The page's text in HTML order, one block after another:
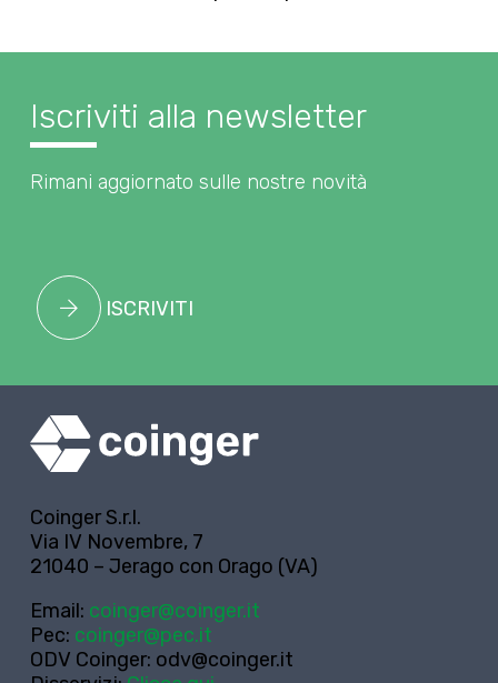
Iscriviti alla newsletter
Rimani aggiornato sulle nostre novità
ISCRIVITI
Coinger S.r.l.
Via IV Novembre, 7
21040 – Jerago con Orago (VA)
Email: coinger@coinger.it
Pec: coinger@pec.it
ODV Coinger: odv@coinger.it